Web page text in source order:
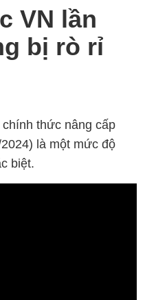
VN lần
bị rò rỉ
thức nâng cấp
là một mức độ
biệt.